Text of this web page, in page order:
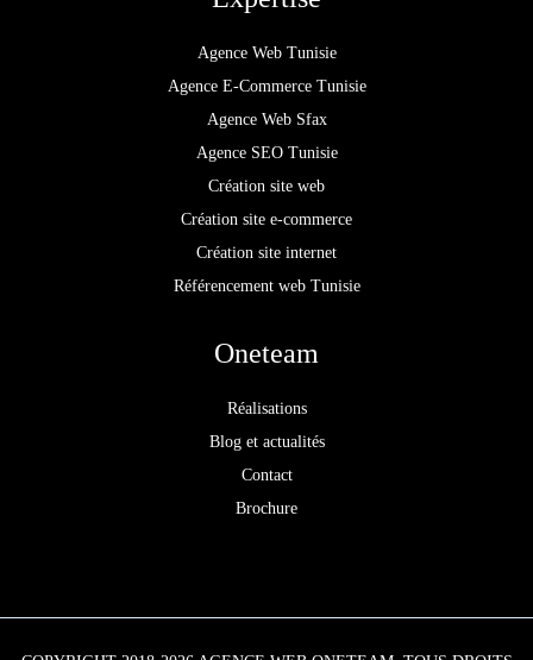
Agence Web Tunisie
Agence E-Commerce Tunisie
Agence Web Sfax
Agence SEO Tunisie
Création site web
Création site e-commerce
Création site internet
Référencement web Tunisie
Oneteam
Réalisations
Blog et actualités
Contact
Brochure